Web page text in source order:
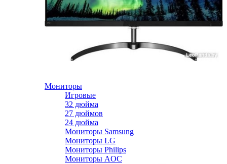
Мониторы
Игровые
32 дюйма
27 дюймов
24 дюйма
Мониторы Samsung
Мониторы LG
Мониторы Philips
Мониторы AOC